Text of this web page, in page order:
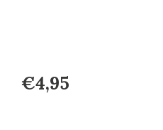
€4,95